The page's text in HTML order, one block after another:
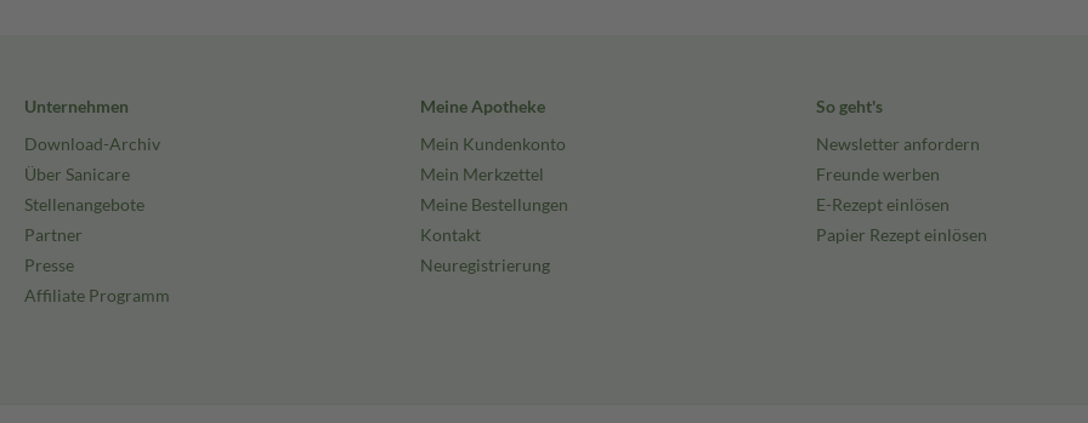
Unternehmen
Download-Archiv
Über Sanicare
Stellenangebote
Partner
Presse
Affiliate Programm
Meine Apotheke
Mein Kundenkonto
Mein Merkzettel
Meine Bestellungen
Kontakt
Neuregistrierung
So geht's
Newsletter anfordern
Freunde werben
E-Rezept einlösen
Papier Rezept einlösen